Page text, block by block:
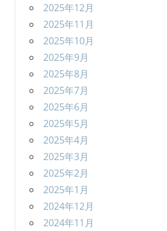
2025年12月
2025年11月
2025年10月
2025年9月
2025年8月
2025年7月
2025年6月
2025年5月
2025年4月
2025年3月
2025年2月
2025年1月
2024年12月
2024年11月